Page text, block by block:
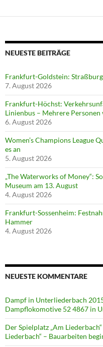
NEUESTE BEITRÄGE
Frankfurt-Goldstein:
7. August 2026
Frankfurt-Höchst:
Linienbus – Mehrere Personen
6. August 2026
Women’s Champions League
es an
5. August 2026
„The Waterworks of Money“:
Museum am 13. August
4. August 2026
Frankfurt-Sossenheim:
Hammer
4. August 2026
NEUESTE KOMMENTARE
Dampf in Unterliederbach
Dampflokomotive 52 4867 in
Der Spielplatz „Am
Liederbach“ – Bauarbeiten